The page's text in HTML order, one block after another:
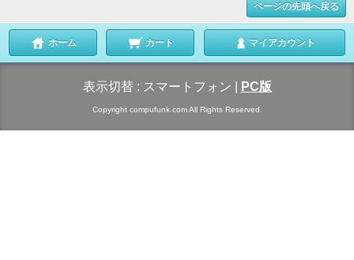
ページの先頭へ戻る
ホーム カート マイアカウント
表示切替 : スマートフォン PC版
Copyright compufunk.com All Rights Reserved.